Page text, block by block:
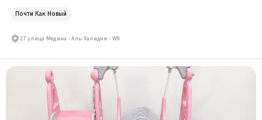
Почти Как Новый
27 улица Медина - Аль-Халидия - W9